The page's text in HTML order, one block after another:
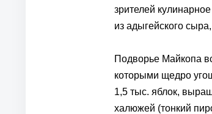
зрителей
из адыгейского
Подворье Майкопа
которыми щедро
1,5 тыс. яблок,
халюжей (тонкий